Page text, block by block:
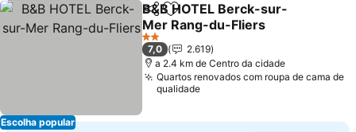
Escolha popular
PartilharAdicionar aos favoritos
B&B HOTEL Berck-sur-
Mer Rang-du-Fliers
Ver preços
2 Estrelas
7,0
2.619
a 2.4 km de Centro da cidade
Quartos renovados com roupa de cama de
qualidade